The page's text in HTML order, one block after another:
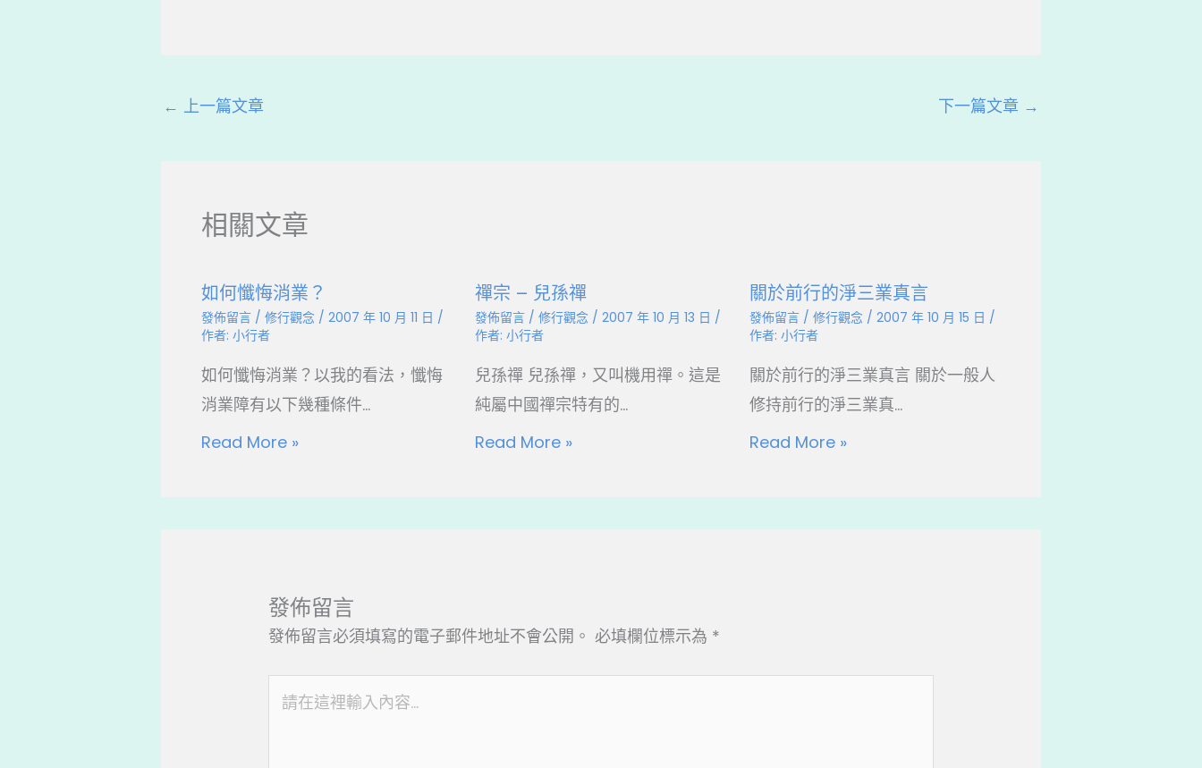
← 上一篇文章 下一篇文章 →
相關文章
如何懺悔消業？
發佈留言 / 修行觀念 / 2007 年 10 月 11 日 /
作者: 小行者
如何懺悔消業？以我的看法，懺悔
消業障有以下幾種條件...
Read More »
禪宗 – 兒孫禪
發佈留言 /修行觀念 /2007 年 10 月 13 日 /
作者:小行者
兒孫禪 兒孫禪，又叫機用禪。這是
純屬中國禪宗特有的...
Read More »
關於前行的淨三業真言
發佈留言 / 修行觀念 / 2007 年 10 月 15 日 /
作者: 小行者
關於前行的淨三業真言 關於一般人
修持前行的淨三業真...
Read More »
發佈留言
發佈留言必須填寫的電子郵件地址不會公開。 必填欄位標示為 *